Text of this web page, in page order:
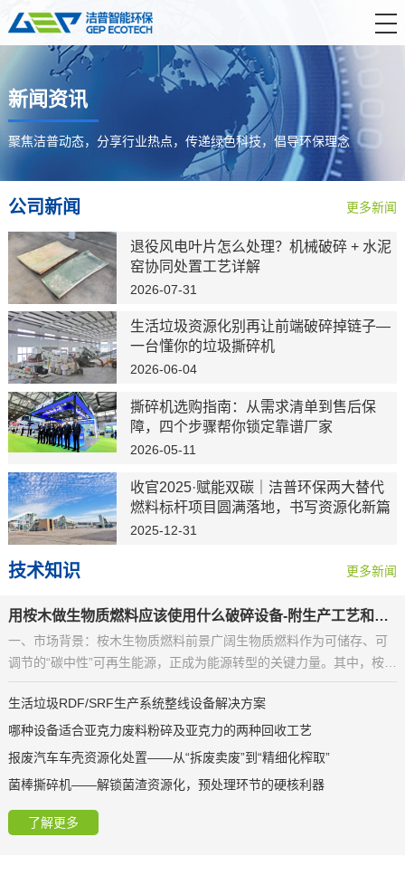
首 页
解决方案
服务支持
关于洁普
联系我们
新闻资讯
聚焦洁普动态，分享行业热点，传递绿色科技，倡导环保理念
公司新闻 更多新闻
退役风电叶片怎么处理？机械破碎 + 水泥
窑协同处置工艺详解
2026-07-31
生活垃圾资源化别再让前端破碎掉链子—
一台懂你的垃圾撕碎机
2026-06-04
撕碎机选购指南：从需求清单到售后保
障，四个步骤帮你锁定靠谱厂家
2026-05-11
收官2025·赋能双碳｜洁普环保两大替代
燃料标杆项目圆满落地，书写资源化新篇
2025-12-31
技术知识 更多新闻
用桉木做生物质燃料应该使用什么破碎设备-附生产工艺和设备配置
一、市场背景：桉木生物质燃料前景广阔生物质燃料作为可储存、可
调节的“碳中性”可再生能源，正成为能源转型的关键力量。其中，桉木
与桉树皮凭借其优异的燃烧特性和资
生活垃圾RDF/SRF生产系统整线设备解决方案
哪种设备适合亚克力废料粉碎及亚克力的两种回收工艺
报废汽车车壳资源化处置——从“拆废卖废”到“精细化榨取”
菌棒撕碎机——解锁菌渣资源化，预处理环节的硬核利器
了解更多